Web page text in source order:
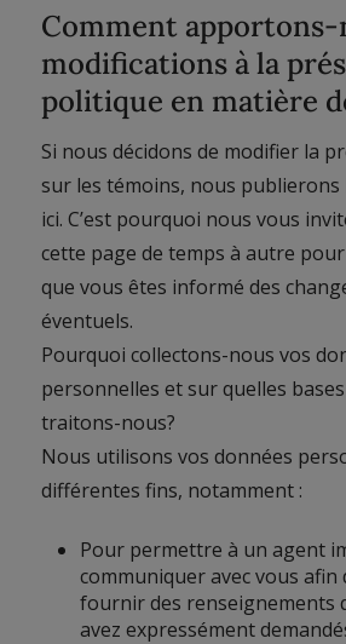
Comment apportons-
modifications à la
politique en matière
Si nous décidons de modifier la
sur les témoins, nous publierons
ici. C’est pourquoi nous vous
cette page de temps à autre
que vous êtes informé des
éventuels.
Pourquoi collectons-nous vos
personnelles et sur quelles
traitons-nous?
Nous utilisons vos données
différentes fins, notamment :
Pour permettre à un agent
communiquer avec vous afin
fournir des renseignements
avez expressément